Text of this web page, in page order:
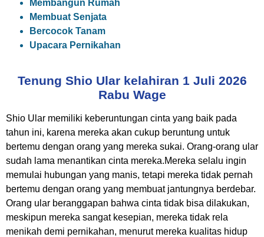
Membangun Rumah
Membuat Senjata
Bercocok Tanam
Upacara Pernikahan
Tenung Shio Ular kelahiran 1 Juli 2026
Rabu Wage
Shio Ular memiliki keberuntungan cinta yang baik pada
tahun ini, karena mereka akan cukup beruntung untuk
bertemu dengan orang yang mereka sukai. Orang-orang ular
sudah lama menantikan cinta mereka.Mereka selalu ingin
memulai hubungan yang manis, tetapi mereka tidak pernah
bertemu dengan orang yang membuat jantungnya berdebar.
Orang ular beranggapan bahwa cinta tidak bisa dilakukan,
meskipun mereka sangat kesepian, mereka tidak rela
menikah demi pernikahan, menurut mereka kualitas hidup